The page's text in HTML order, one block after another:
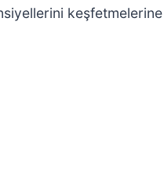
keşfetmelerine